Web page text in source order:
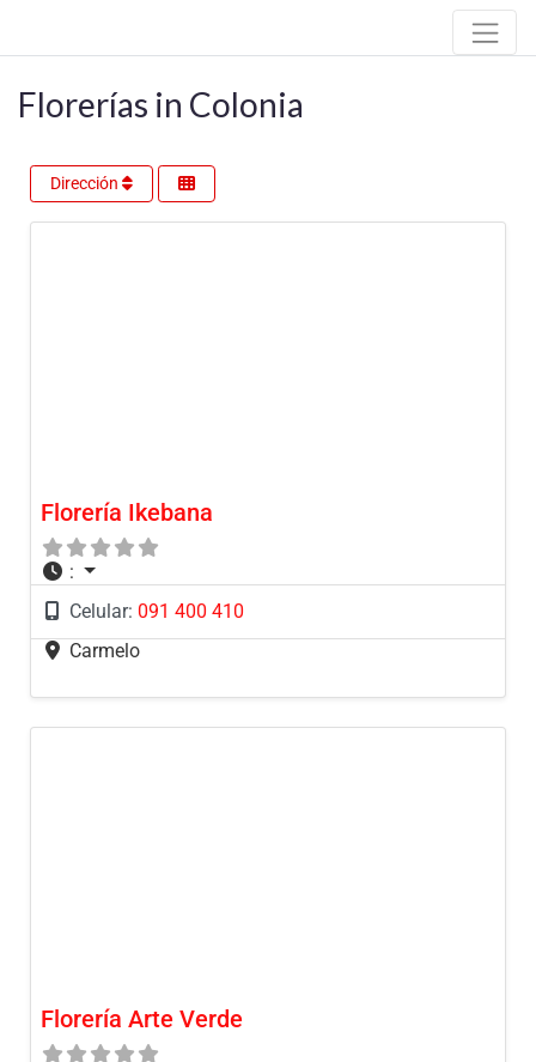
Florerías in Colonia
Dirección
Florería Ikebana
:
Celular: 091 400 410
Carmelo
Florería Arte Verde